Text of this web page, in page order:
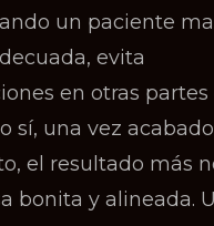
un paciente
evita
en otras partes
sí, una vez acabado
el resultado más
bonita y alineada.